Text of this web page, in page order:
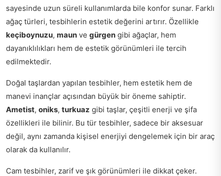
sayesinde uzun süreli kullanımlarda bile konfor sunar. Farklı
ağaç türleri, tesbihlerin estetik değerini artırır. Özellikle
keçiboynuzu, maun ve gürgen gibi ağaçlar, hem
dayanıklılıkları hem de estetik görünümleri ile tercih
edilmektedir.
Doğal taşlardan yapılan tesbihler, hem estetik hem de
manevi inançlar açısından büyük bir öneme sahiptir.
Ametist, oniks, turkuaz gibi taşlar, çeşitli enerji ve şifa
özellikleri ile bilinir. Bu tür tesbihler, sadece bir aksesuar
değil, aynı zamanda kişisel enerjiyi dengelemek için bir araç
olarak da kullanılır.
Cam tesbihler, zarif ve şık görünümleri ile dikkat çeker.